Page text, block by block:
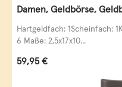
Damen, Geldbörse,
Leder
Hartgeldfach: 1Scheinfach:
6 Maße: 2,5x17x10...
Regulärer Preis:
59,95 €